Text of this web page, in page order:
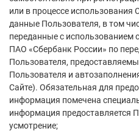
или в процессе
данные Пользователя, в том
переданные с использованием
ПАО «Сбербанк России» по
Пользователя,
Пользователя и
Сайте). Обязательная для
информация помечена
информация предоставляется
усмотрение;